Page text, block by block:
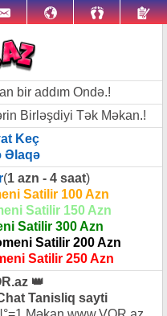
bir addım Ondə.!
Birləşdiyi Tək Məkan.!
Keç
Əlaqə
(1 azn - 4 saat)
Satilir 100 Azn
Satilir 150 Azn
Satilir 300 Azn
Satilir 200 Azn
Satilir 250 Azn
👑
Tanisliq sayti